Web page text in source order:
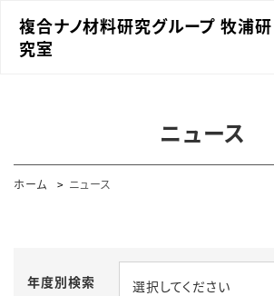
複合ナノ材料研究グループ 牧浦研
究室
ニュース
ホーム ニュース
年度別検索 選択してください